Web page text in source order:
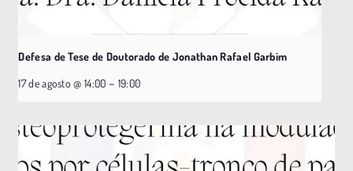
Defesa de Tese de Doutorado de Jonathan Rafael Garbim
17 de agosto @ 14:00 – 19:00